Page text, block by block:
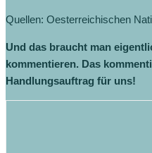
Quellen: Oesterreichischen
Und das braucht man
kommentieren. Das
Handlungsauftrag für uns!